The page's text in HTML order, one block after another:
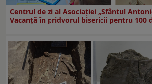
Centrul de zi al Asociației „Sfântul
Vacanță în pridvorul bisericii pentru 100